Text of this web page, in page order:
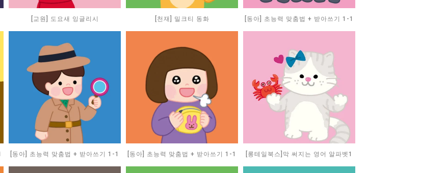
[교원] 도요새 잉글리시 [천재] 밀크티 동화 [동아] 초능력 맞춤법 + 받아쓰기 1-1
[동아] 초능력 맞춤법 + 받아쓰기 1-1 [동아] 초능력 맞춤법 + 받아쓰기 1-1 [롱테일북스]막 써지는 영어 알파벳1